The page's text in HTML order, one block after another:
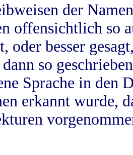
der
offensichtlich so
oder besser
dann so
Sprache in
erkannt wurde,